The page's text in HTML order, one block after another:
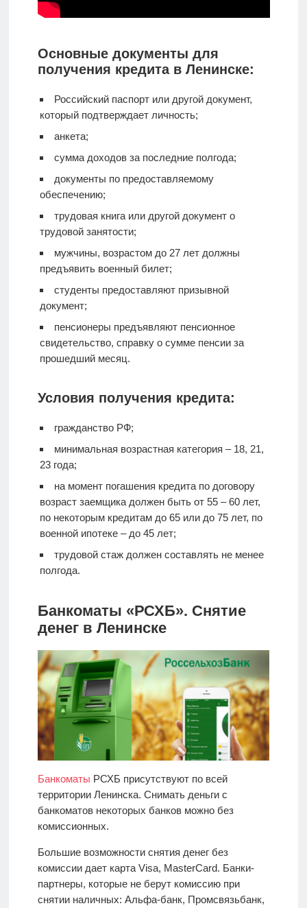
Основные документы для
получения кредита в Ленинске:
Российский паспорт или другой документ,
который подтверждает личность;
анкета;
сумма доходов за последние полгода;
документы по предоставляемому
обеспечению;
трудовая книга или другой документ о
трудовой занятости;
мужчины, возрастом до 27 лет должны
предъявить военный билет;
студенты предоставляют призывной
документ;
пенсионеры предъявляют пенсионное
свидетельство, справку о сумме пенсии за
прошедший месяц.
Условия получения кредита:
гражданство РФ;
минимальная возрастная категория – 18, 21,
23 года;
на момент погашения кредита по договору
возраст заемщика должен быть от 55 – 60 лет,
по некоторым кредитам до 65 или до 75 лет, по
военной ипотеке – до 45 лет;
трудовой стаж должен составлять не менее
полгода.
Банкоматы «РСХБ». Снятие
денег в Ленинске
Банкоматы РСХБ присутствуют по всей
территории Ленинска. Снимать деньги с
банкоматов некоторых банков можно без
комиссионных.
Большие возможности снятия денег без
комиссии дает карта Visa, MasterCard. Банки-
партнеры, которые не берут комиссию при
снятии наличных: Альфа-банк, Промсвязьбанк,